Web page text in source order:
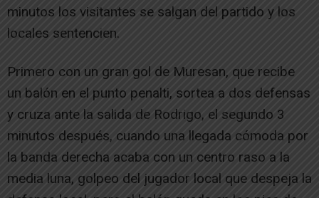
minutos los visitantes se salgan del partido y los
locales sentencien.
Primero con un gran gol de Muresan, que recibe
un balón en el punto penalti, sortea a dos defensas
y cruza ante la salida de Rodrigo, el segundo 3
minutos después, cuando una llegada cómoda por
la banda derecha acaba con un centro raso a la
media luna, golpeo del jugador local que despeja la